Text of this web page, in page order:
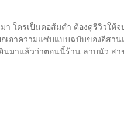
า ใครเป็นคอส้มตำ ต้องดูรีวิวใ
อาความแซ่บแบบฉบับของอีสาน
มาแล้วว่าตอนนี้ร้าน ลาบนัว สา